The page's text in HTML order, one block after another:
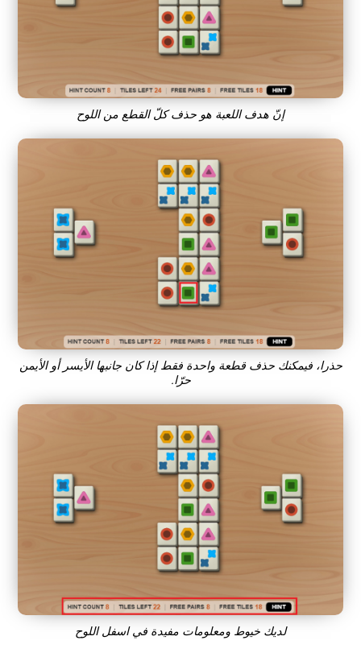
إنّ هدف اللعبة هو حذف كلّ القطع من اللوح
حذرا، فيمكنك حذف قطعة واحدة فقط إذا كان جانبها الأيسر أو الأيمن
حرّا.
لديك خيوط ومعلومات مفيدة في اسفل اللوح